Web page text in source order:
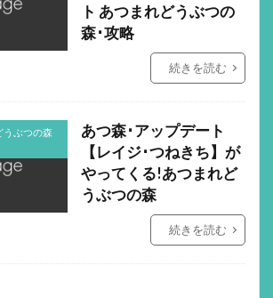
ト あつまれどうぶつの
森･攻略
続きを読む
うぶつの森
あつ森･アップデート
【レイジ･つねきち】が
やってくる!あつまれど
うぶつの森
続きを読む